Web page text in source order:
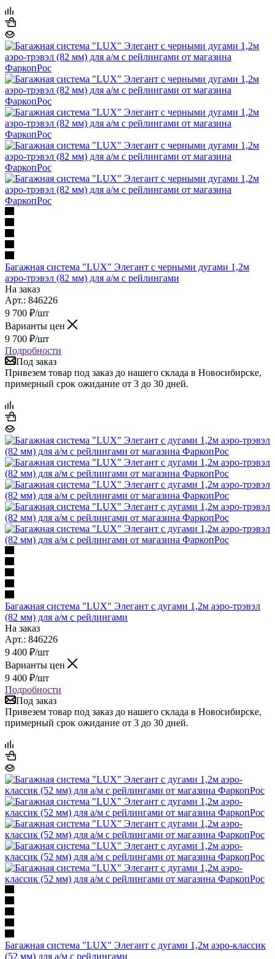
Багажная система "LUX" Элегант с черными дугами 1,2м
аэро-трэвэл (82 мм) для а/м с рейлингами
На заказ
Арт.: 846226
9 700 ₽/шт
Варианты цен
9 700 ₽/шт
Подробности
Под заказ
Привезем товар под заказ до нашего склада в Новосибирске,
примерный срок ожидание от 3 до 30 дней.
Багажная система "LUX" Элегант с дугами 1,2м аэро-трэвэл
(82 мм) для а/м с рейлингами
На заказ
Арт.: 846226
9 400 ₽/шт
Варианты цен
9 400 ₽/шт
Подробности
Под заказ
Привезем товар под заказ до нашего склада в Новосибирске,
примерный срок ожидание от 3 до 30 дней.
Багажная система "LUX" Элегант с дугами 1,2м аэро-классик
(52 мм) для а/м с рейлингами